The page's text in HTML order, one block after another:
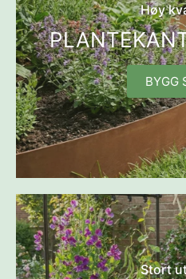
Høy
BYGG
Stort